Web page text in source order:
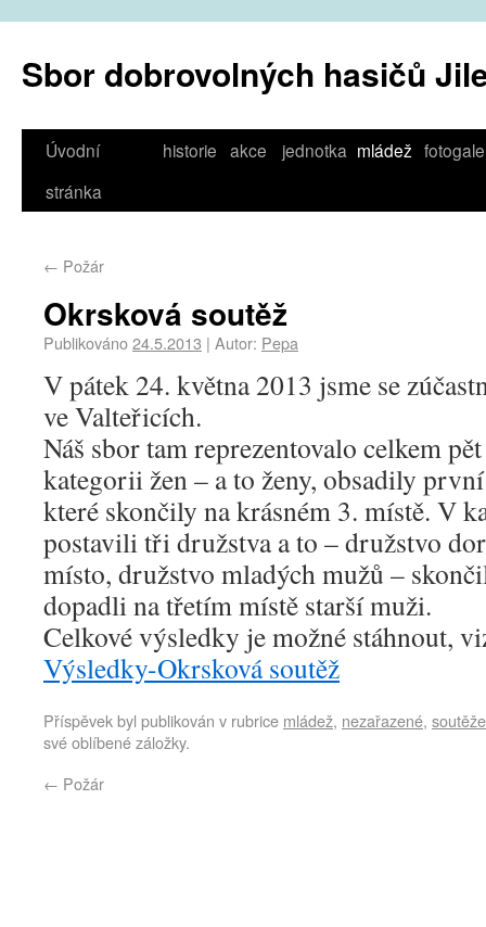
Sbor dobrovolných hasičů
Úvodní
stránka
historie akce jednotka mládež
← Požár
Okrsková soutěž
Publikováno24.5.2013 | Autor: Pepa
V pátek 24. května 2013 jsme se
ve Valteřicích.
Náš sbor tam reprezentovalo celkem
kategorii žen – a to ženy, obsadily
které skončily na krásném 3. místě. V
postavili tři družstva a to – družstvo
místo, družstvo mladých mužů –
dopadli na třetím místě starší muži.
Celkové výsledky je možné stáhnout,
Výsledky-Okrsková soutěž
Příspěvek byl publikován v rubrice mládež, nezařazené, soutěže
své oblíbené záložky.
← Požár